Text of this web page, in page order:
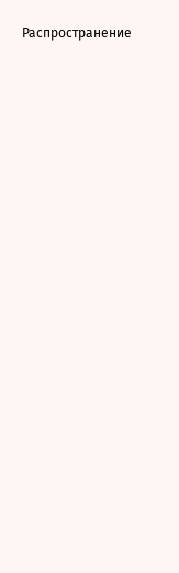
Распространение